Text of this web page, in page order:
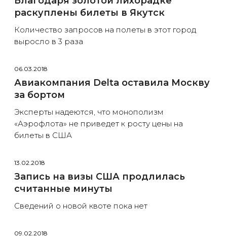
раскуплены билеты в Якутск
Количество запросов на полеты в этот город
выросло в 3 раза
06.03.2018
Авиакомпания Delta оставила Москву
за бортом
Эксперты надеются, что монополизм
«Аэрофлота» не приведет к росту цены на
билеты в США
13.02.2018
Запись на визы США продлилась
считанные минуты
Сведений о новой квоте пока нет
09.02.2018